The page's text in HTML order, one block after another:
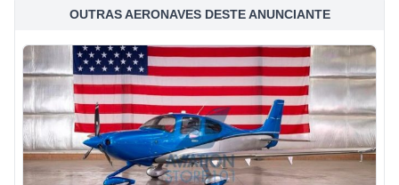
OUTRAS AERONAVES DESTE ANUNCIANTE